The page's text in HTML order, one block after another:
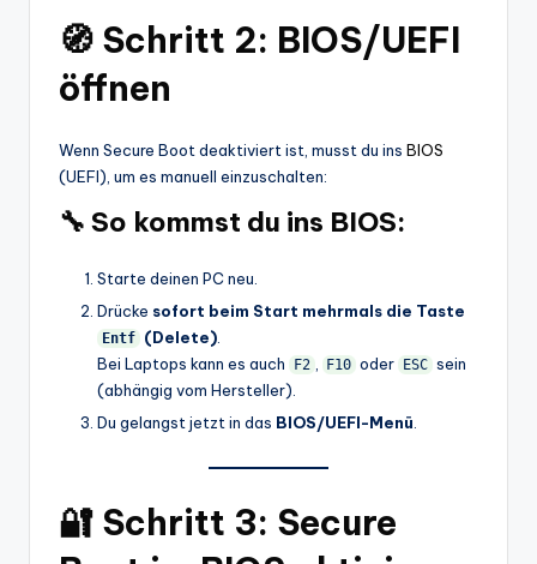
🧭 Schritt 2: BIOS/UEFI
öffnen
Wenn Secure Boot deaktiviert ist, musst du ins BIOS
(UEFI), um es manuell einzuschalten:
🔧 So kommst du ins BIOS:
Starte deinen PC neu.
Drücke sofort beim Start mehrmals die Taste
Entf (Delete).
Bei Laptops kann es auch
F2 F10 oder ESC sein
(abhängig vom Hersteller).
Du gelangst jetzt in das BIOS/UEFI-Menü
🔐 Schritt 3: Secure